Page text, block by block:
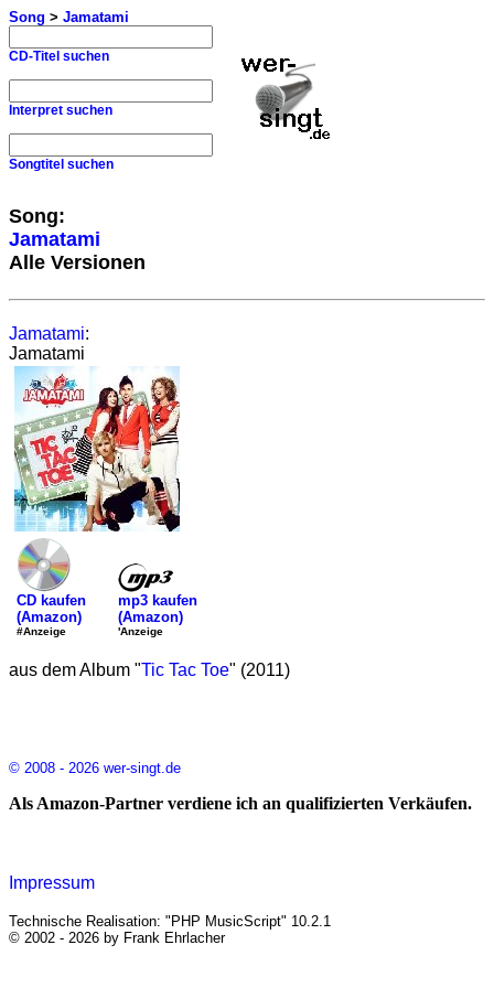
Song > Jamatami
CD-Titel suchen
Interpret suchen
Songtitel suchen
Song:
Jamatami
Alle Versionen
Jamatami:
Jamatami
CD kaufen
(Amazon)
#Anzeige
mp3 kaufen
(Amazon)
'Anzeige
aus dem Album "Tic Tac Toe" (2011)
© 2008 - 2026 wer-singt.de
Als Amazon-Partner verdiene ich an qualifizierten Verkäufen.
Impressum
Technische Realisation: "PHP MusicScript" 10.2.1
© 2002 - 2026 by Frank Ehrlacher